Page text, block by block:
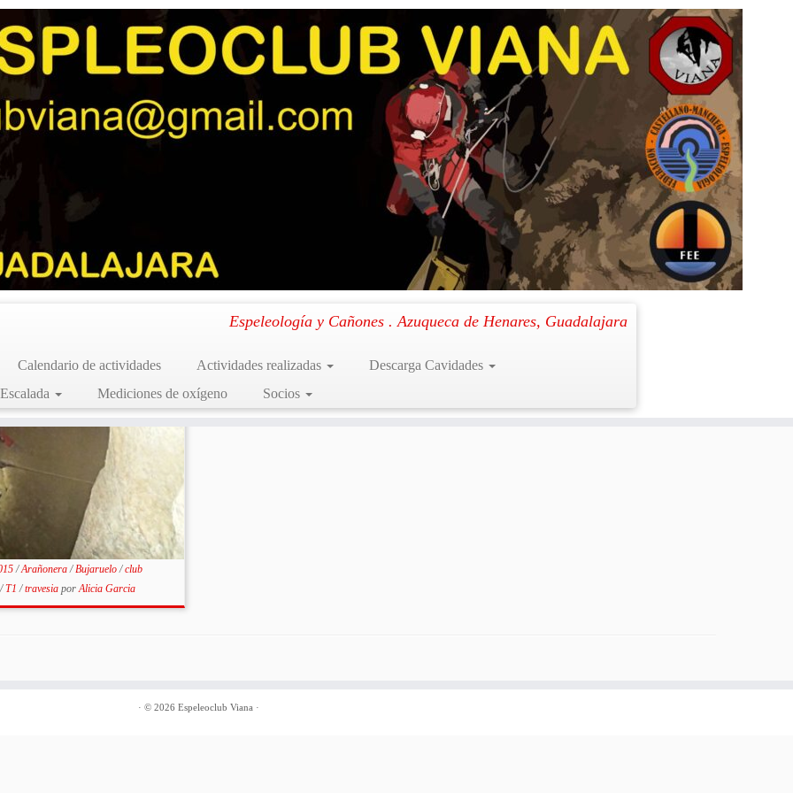
Espeleología y Cañones . Azuqueca de Henares, Guadalajara
Calendario de actividades Actividades realizadas
Descarga Cavidades
Mediciones de oxígeno Socios
parte)
/Arañonera/Bujaruelo/club
/T1/travesia porAlicia Garcia
· © 2026 Espeleoclub Viana ·